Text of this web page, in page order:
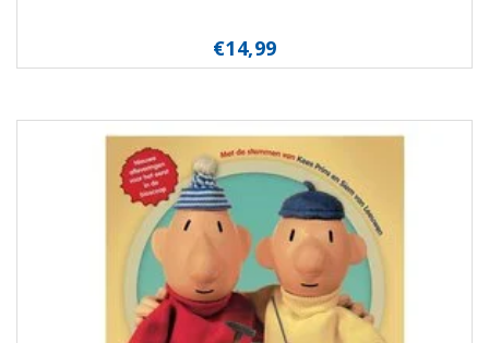
€14,99